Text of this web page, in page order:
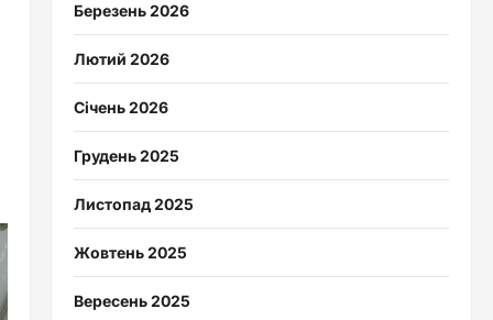
Березень 2026
Лютий 2026
Січень 2026
Грудень 2025
Листопад 2025
Жовтень 2025
Вересень 2025